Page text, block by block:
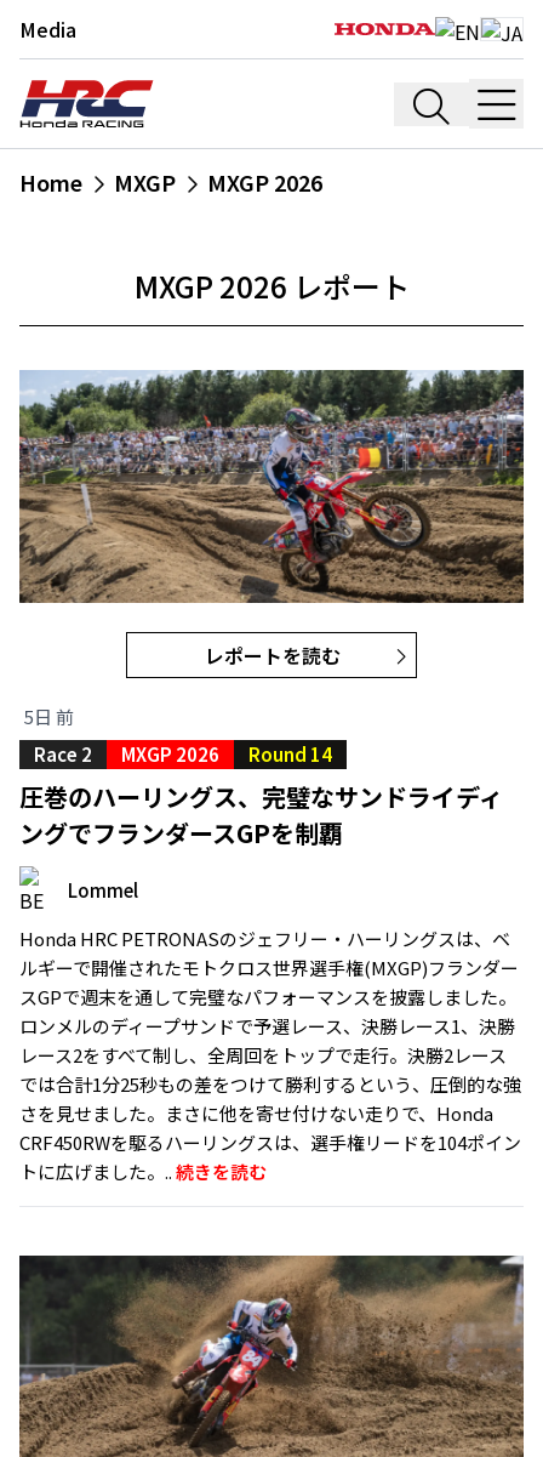
Media
Home MXGP MXGP 2026
MXGP 2026 レポート
レポートを読む
5日 前
Race 2
MXGP 2026 Round 14
圧巻のハーリングス、完璧なサンドライディ
ングでフランダースGPを制覇
Lommel
Honda HRC PETRONASのジェフリー・ハーリングスは、ベ
ルギーで開催されたモトクロス世界選手権(MXGP)フランダー
スGPで週末を通して完璧なパフォーマンスを披露しました。
ロンメルのディープサンドで予選レース、決勝レース1、決勝
レース2をすべて制し、全周回をトップで走行。決勝2レース
では合計1分25秒もの差をつけて勝利するという、圧倒的な強
さを見せました。まさに他を寄せ付けない走りで、Honda
CRF450RWを駆るハーリングスは、選手権リードを104ポイン
トに広げました。..続きを読む